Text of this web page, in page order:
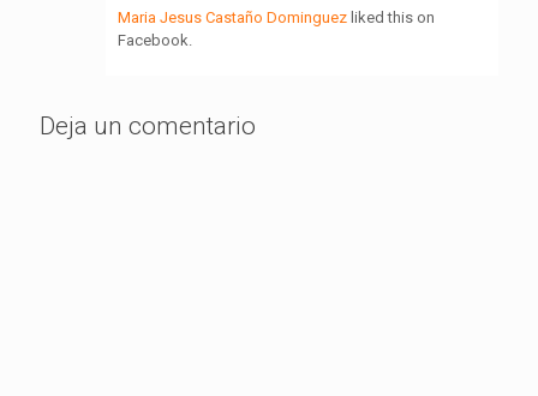
Maria Jesus Castaño Dominguez liked this on
Facebook.
Deja un comentario